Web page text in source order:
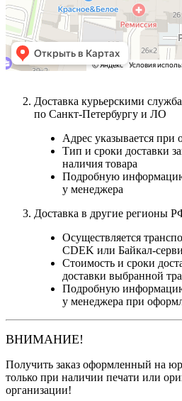
Доставка курьерскими
по Санкт-Петербургу и ЛО
Адрес указывается при
Тип и сроки доставки
наличия товара
Подробную
у менеджера
Доставка в другие регионы
Осуществляется
CDEK или Байкал-
Стоимость и сроки
доставки выбранной
Подробную
у менеджера при
ВНИМАНИЕ!
Получить заказ оформленный на
только при наличии печати или
организации!